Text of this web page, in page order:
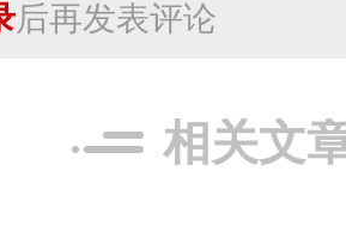
后再发表评论
相关文